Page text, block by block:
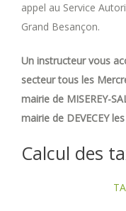
appel au Service
Grand Besançon.
Un instructeur vous
secteur tous les
mairie de MISEREY-
mairie de DEVECEY
Calcul des